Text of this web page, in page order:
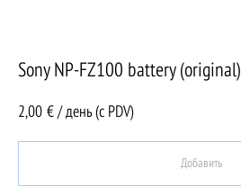
Sony NP-FZ100 battery (original)
2,00 € / день (c PDV)
Добавить